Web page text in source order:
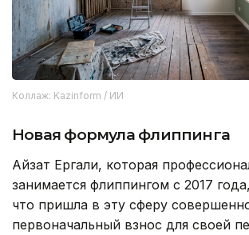
Коллаж: Kazinform / ИИ
Новая формула флиппинга
Айзат Ергали, которая
занимается флиппингом с 2017
что пришла в эту сферу
первоначальный взнос для своей